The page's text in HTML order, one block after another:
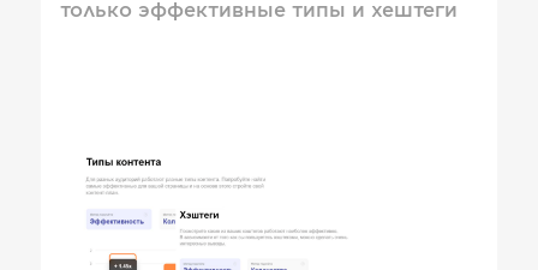
только эффективные типы и хештеги